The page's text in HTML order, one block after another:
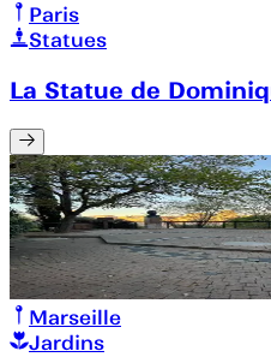
Paris
Statues
La Statue de
Marseille
Jardins